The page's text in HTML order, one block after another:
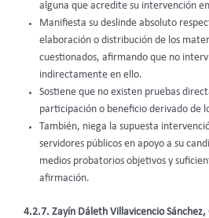
alguna que acredite su intervención
Manifiesta su deslinde absoluto
elaboración o distribución de los
cuestionados, afirmando que no
indirectamente en ello.
Sostiene que no existen pruebas
participación o beneficio derivado de
También, niega la supuesta
servidores públicos en apoyo a su
medios probatorios objetivos y
afirmación.
4.2.7. Zayín Dáleth Villavicencio Sánchez,